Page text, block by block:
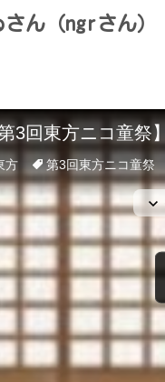
ん（ngrさん）